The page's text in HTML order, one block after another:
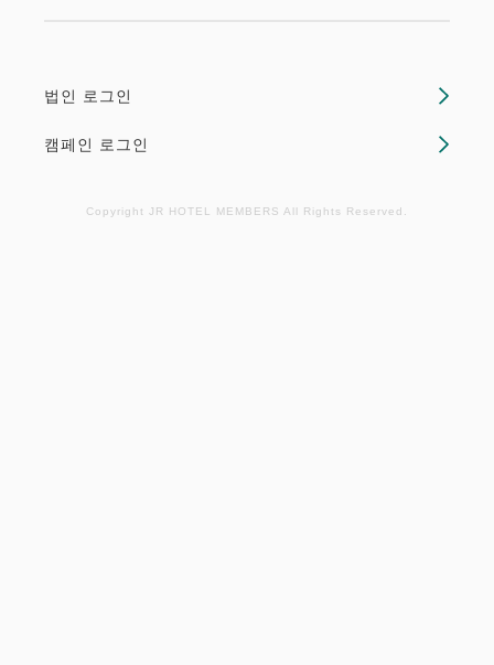
법인 로그인
캠페인 로그인
Copyright JR HOTEL MEMBERS All Rights Reserved.